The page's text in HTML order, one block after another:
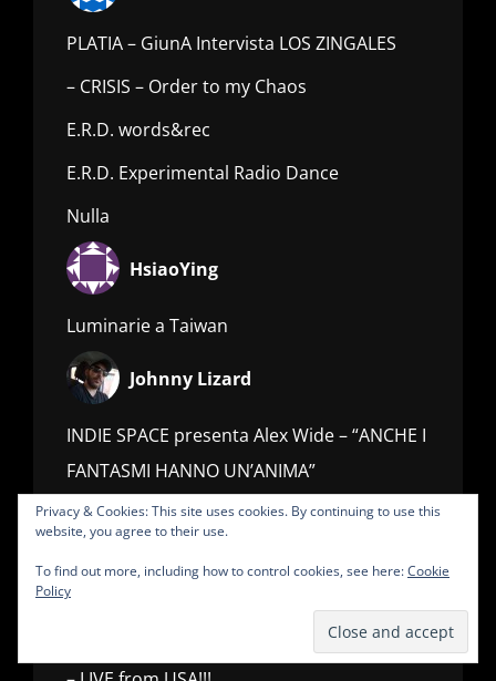
PLATIA – GiunA Intervista LOS ZINGALES
– CRISIS – Order to my Chaos
E.R.D. words&rec
E.R.D. Experimental Radio Dance
Nulla
HsiaoYing
Luminarie a Taiwan
Johnny Lizard
INDIE SPACE presenta Alex Wide – “ANCHE I
FANTASMI HANNO UN’ANIMA”
Incontri MULTIPLI…. conosciamo Mikulski_
#FestadellaMusica on air…
INDIE BREAKING SPACE – #BlackLivesMatter
Privacy & Cookies: This site uses cookies. By continuing to use this
website, you agree to their use.
To find out more, including how to control cookies, see here:Cookie
Policy